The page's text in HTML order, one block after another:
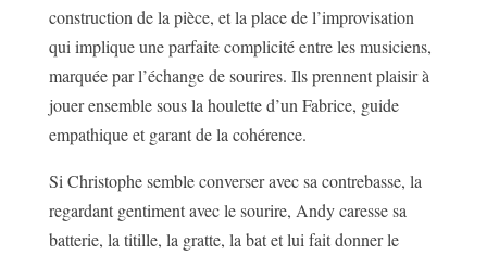
construction de la pièce, et la place de l’improvisation
qui implique une parfaite complicité entre les musiciens,
marquée par l’échange de sourires. Ils prennent plaisir à
jouer ensemble sous la houlette d’un Fabrice, guide
empathique et garant de la cohérence.
Si Christophe semble converser avec sa contrebasse, la
regardant gentiment avec le sourire, Andy caresse sa
batterie, la titille, la gratte, la bat et lui fait donner le